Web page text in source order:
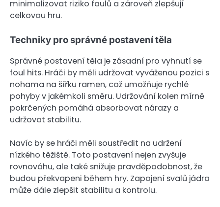
minimalizovat riziko faulů a zároveň zlepšují
celkovou hru.
Techniky pro správné postavení těla
Správné postavení těla je zásadní pro vyhnutí se
foul hits. Hráči by měli udržovat vyváženou pozici s
nohama na šířku ramen, což umožňuje rychlé
pohyby v jakémkoli směru. Udržování kolen mírně
pokrčených pomáhá absorbovat nárazy a
udržovat stabilitu.
Navíc by se hráči měli soustředit na udržení
nízkého těžiště. Toto postavení nejen zvyšuje
rovnováhu, ale také snižuje pravděpodobnost, že
budou překvapeni během hry. Zapojení svalů jádra
může dále zlepšit stabilitu a kontrolu.